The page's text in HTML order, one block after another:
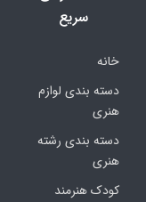
سریع
خانه
دسته بندی لوازم
هنری
دسته بندی رشته
هنری
کودک هنرمند